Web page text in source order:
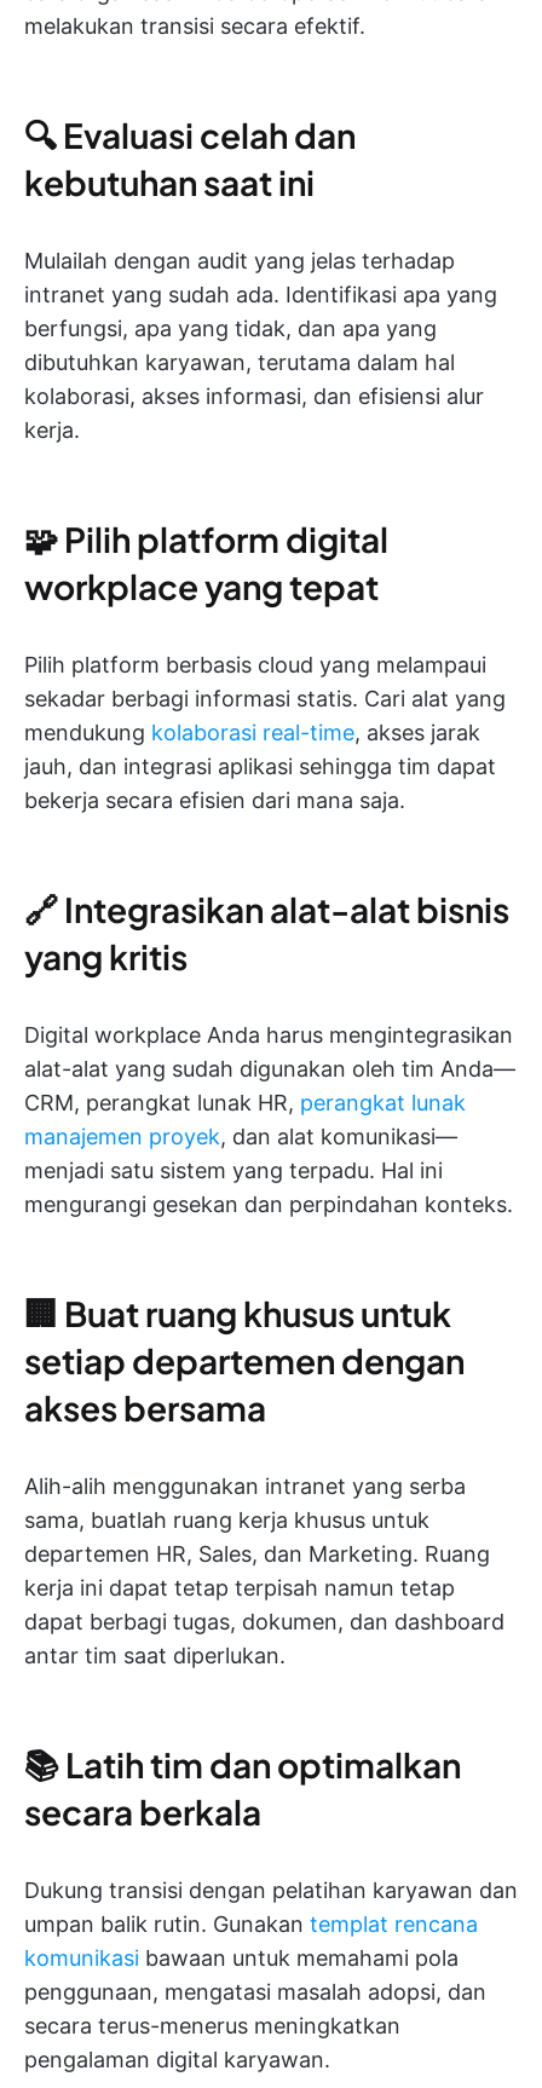
melakukan transisi secara efektif.
🔍 Evaluasi celah dan
kebutuhan saat ini
Mulailah dengan audit yang jelas terhadap
intranet yang sudah ada. Identifikasi apa yang
berfungsi, apa yang tidak, dan apa yang
dibutuhkan karyawan, terutama dalam hal
kolaborasi, akses informasi, dan efisiensi alur
kerja.
🧩 Pilih platform digital
workplace yang tepat
Pilih platform berbasis cloud yang melampaui
sekadar berbagi informasi statis. Cari alat yang
mendukung kolaborasi real-time, akses jarak
jauh, dan integrasi aplikasi sehingga tim dapat
bekerja secara efisien dari mana saja.
🔗 Integrasikan alat-alat bisnis
yang kritis
Digital workplace Anda harus mengintegrasikan
alat-alat yang sudah digunakan oleh tim Anda—
CRM, perangkat lunak HR, perangkat lunak
manajemen proyek, dan alat komunikasi—
menjadi satu sistem yang terpadu. Hal ini
mengurangi gesekan dan perpindahan konteks.
🏢 Buat ruang khusus untuk
setiap departemen dengan
akses bersama
Alih-alih menggunakan intranet yang serba
sama, buatlah ruang kerja khusus untuk
departemen HR, Sales, dan Marketing. Ruang
kerja ini dapat tetap terpisah namun tetap
dapat berbagi tugas, dokumen, dan dashboard
antar tim saat diperlukan.
📚 Latih tim dan optimalkan
secara berkala
Dukung transisi dengan pelatihan karyawan dan
umpan balik rutin. Gunakan templat rencana
komunikasi bawaan untuk memahami pola
penggunaan, mengatasi masalah adopsi, dan
secara terus-menerus meningkatkan
pengalaman digital karyawan.